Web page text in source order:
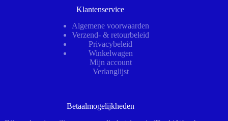
Klantenservice
Algemene voorwaarden
Verzend- & retourbeleid
Privacybeleid
Winkelwagen
Mijn account
Verlanglijst
Betaalmogelijkheden